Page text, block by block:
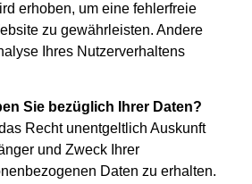
erhoben, um eine fehlerfreie
zu gewährleisten. Andere
Ihres Nutzerverhaltens
Sie bezüglich Ihrer Daten?
Recht unentgeltlich Auskunft
und Zweck Ihrer
Daten zu erhalten.